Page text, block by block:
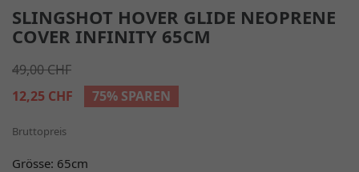
SLINGSHOT HOVER GLIDE NEOPRENE
COVER INFINITY 65CM
49,00 CHF
12,25 CHF
75% SPAREN
Bruttopreis
Grösse: 65cm